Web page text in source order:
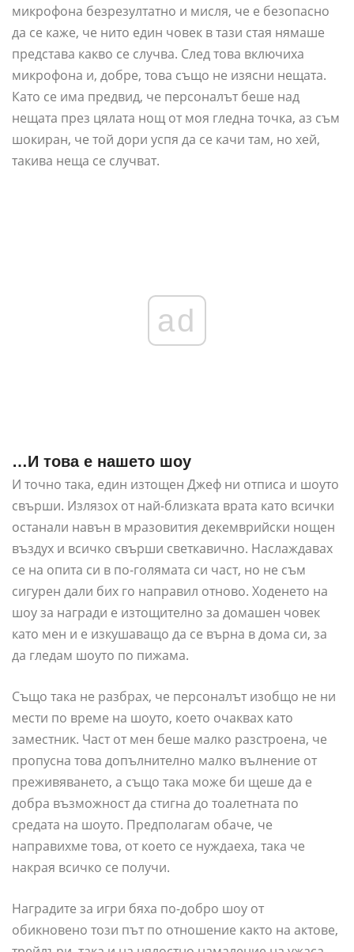
микрофона безрезултатно и мисля, че е безопасно
да се каже, че нито един човек в тази стая нямаше
представа какво се случва. След това включиха
микрофона и, добре, това също не изясни нещата.
Като се има предвид, че персоналът беше над
нещата през цялата нощ от моя гледна точка, аз съм
шокиран, че той дори успя да се качи там, но хей,
такива неща се случват.
ad
…И това е нашето шоу
И точно така, един изтощен Джеф ни отписа и шоуто
свърши. Излязох от най-близката врата като всички
останали навън в мразовития декемврийски нощен
въздух и всичко свърши светкавично. Наслаждавах
се на опита си в по-голямата си част, но не съм
сигурен дали бих го направил отново. Ходенето на
шоу за награди е изтощително за домашен човек
като мен и е изкушаващо да се върна в дома си, за
да гледам шоуто по пижама.
Също така не разбрах, че персоналът изобщо не ни
мести по време на шоуто, което очаквах като
заместник. Част от мен беше малко разстроена, че
пропусна това допълнително малко вълнение от
преживяването, а също така може би щеше да е
добра възможност да стигна до тоалетната по
средата на шоуто. Предполагам обаче, че
направихме това, от което се нуждаеха, така че
накрая всичко се получи.
Наградите за игри бяха по-добро шоу от
обикновено този път по отношение както на актове,